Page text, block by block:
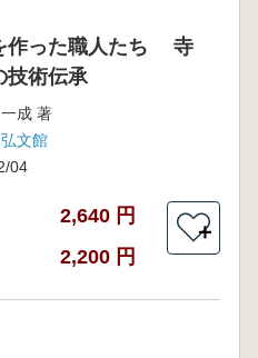
作った職人たち 寺
技術伝承
成 著
文館
04
2,640 円
2,200 円
＋